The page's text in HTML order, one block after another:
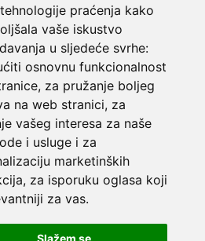
praćenja kako
vaše iskustvo
u sljedeće svrhe:
osnovnu funkcionalnost
, za pružanje boljeg
na web stranici, za
vašeg interesa za naše
i usluge i za
marketinških
, za isporuku oglasa koji
za vas.
Slažem se
raspolaganju
plaćanje